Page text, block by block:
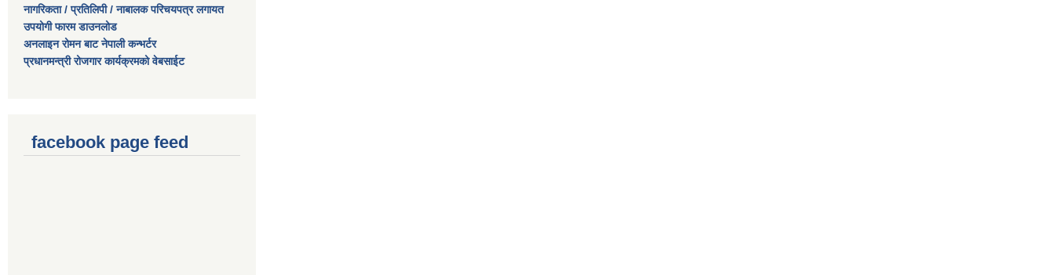
नागरिकता / प्रतिलिपी / नाबालक परिचयपत्र लगायत
उपयोगी फारम डाउनलोड
अनलाइन रोमन बाट नेपाली कन्भर्टर
प्रधानमन्त्री रोजगार कार्यक्रमको वेबसाईट
facebook page feed